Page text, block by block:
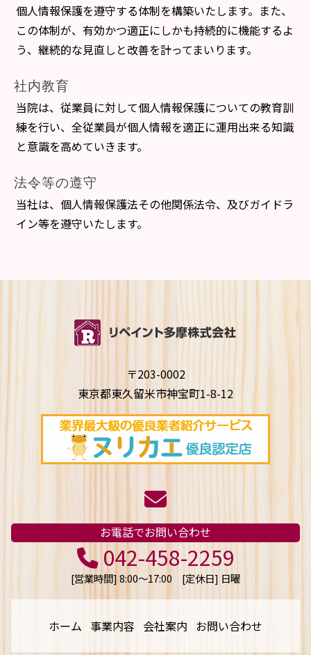
個人情報保護を遵守する体制を構築いたします。また、
この体制が、有効かつ適正にしかも持続的に機能するよ
う、継続的な見直しと改善を計ってまいります。
社内教育
当院は、従業員に対して個人情報保護についての教育訓
練を行い、全従業員が個人情報を適正に運用出来る知識
と意識を高めていきます。
法令等の遵守
当社は、個人情報保護法その他関係法令、及びガイドラ
イン等を遵守いたします。
〒203-0002
東京都東久留米市神宝町1-8-12
お電話でお問い合わせ
042-458-2259
[営業時間] 8:00〜17:00 [定休日] 日曜
ホーム 事業内容 会社案内 お問い合わせ